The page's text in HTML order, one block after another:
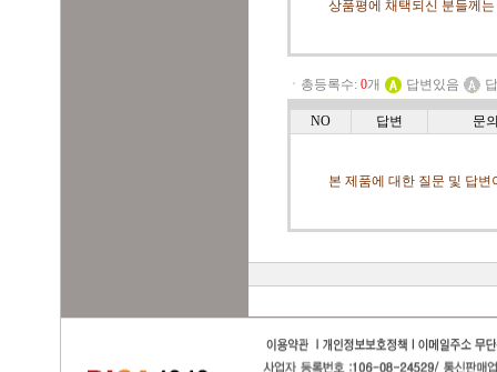
상품평에 채택되신 분들께
ㆍ총등록수: 0개 답변있음
NO 답변 문
본 제품에 대한 질문 및 답